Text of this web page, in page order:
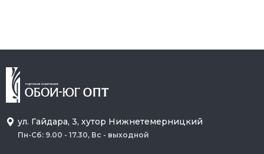
ул. Гайдара, 3, хутор Нижнетемерницкий
Пн-Сб: 9.00 - 17.30, Вс - выходной